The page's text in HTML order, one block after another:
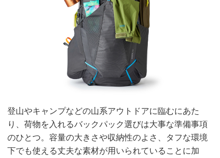
登山やキャンプなどの山系アウトドアに臨むにあた
り、荷物を入れるバックパック選びは大事な準備事項
のひとつ。容量の大きさや収納性のよさ、タフな環境
下でも使える丈夫な素材が用いられていることに加